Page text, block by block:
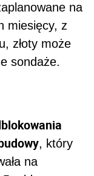
na
miesięcy, z
złoty może
sondaże.
, który
na